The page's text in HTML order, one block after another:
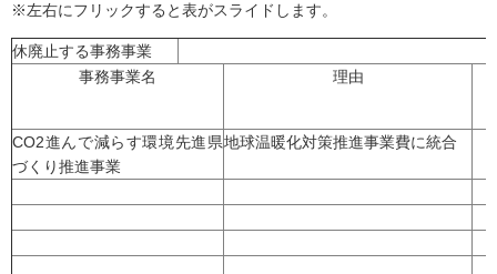
※左右にフリックすると表がスライドします。
休廃止する事務事業
事務事業名
理由
CO2進んで減らす環境先進県
づくり推進事業
地球温暖化対策推進事業費に統合